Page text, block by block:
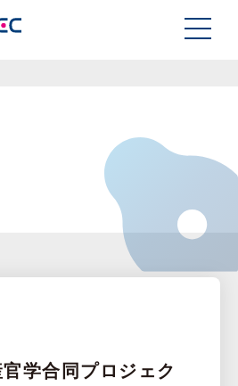
学合同プロジェク